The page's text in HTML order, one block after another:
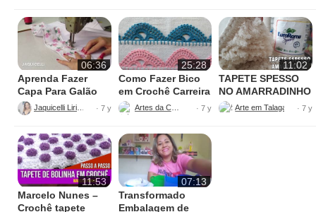
06:36
Aprenda Fazer
Capa Para Galão
de Água – 20 litros
Jaquicelli Liriane · 7 y
25:28
Como Fazer Bico
em Crochê Carreira
Única
Artes da Cata · 7 y
11:02
TAPETE SPESSO
NO AMARRADINHO
PERFEITO
· 7 y
11:53
Marcelo Nunes –
Crochê tapete
07:13
Transformado
Embalagem de